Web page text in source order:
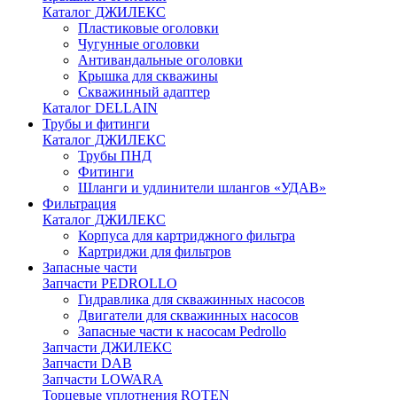
Каталог ДЖИЛЕКС
Пластиковые оголовки
Чугунные оголовки
Антивандальные оголовки
Крышка для скважины
Скважинный адаптер
Каталог DELLAIN
Трубы и фитинги
Каталог ДЖИЛЕКС
Трубы ПНД
Фитинги
Шланги и удлинители шлангов «УДАВ»
Фильтрация
Каталог ДЖИЛЕКС
Корпуса для картриджного фильтра
Картриджи для фильтров
Запасные части
Запчасти PEDROLLO
Гидравлика для скважинных насосов
Двигатели для скважинных насосов
Запасные части к насосам Pedrollo
Запчасти ДЖИЛЕКС
Запчасти DAB
Запчасти LOWARA
Торцевые уплотнения ROTEN